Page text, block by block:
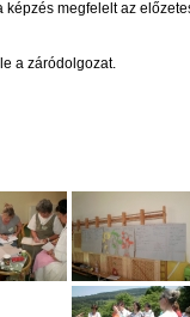
képzés megfelelt az
a záródolgozat.